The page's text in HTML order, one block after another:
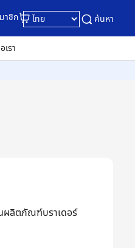
าชิก ค้นหา
รา
นผลิตภัณฑ์บราเดอร์